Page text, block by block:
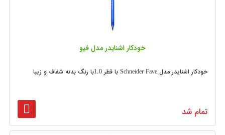
خودکار اشنایدر مدل فیو
خودکار اشنایدر مدل Schneider Fave با قطر 1.0با رنگ بدنه شفاف و زیبا
تمام شد